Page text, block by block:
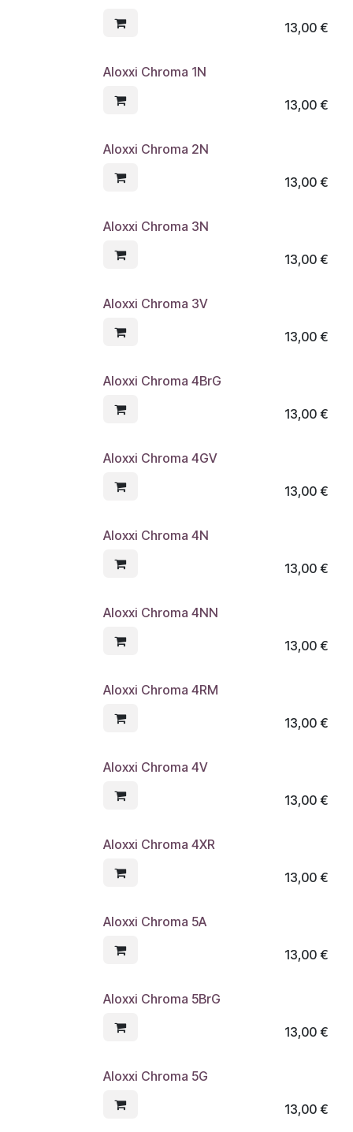
13,00€
Aloxxi Chroma 1N
13,00€
Aloxxi Chroma 2N
13,00€
Aloxxi Chroma 3N
13,00€
Aloxxi Chroma 3V
13,00€
Aloxxi Chroma 4BrG
13,00€
Aloxxi Chroma 4GV
13,00€
Aloxxi Chroma 4N
13,00€
Aloxxi Chroma 4NN
13,00€
Aloxxi Chroma 4RM
13,00€
Aloxxi Chroma 4V
13,00€
Aloxxi Chroma 4XR
13,00€
Aloxxi Chroma 5A
13,00€
Aloxxi Chroma 5BrG
13,00€
Aloxxi Chroma 5G
13,00€